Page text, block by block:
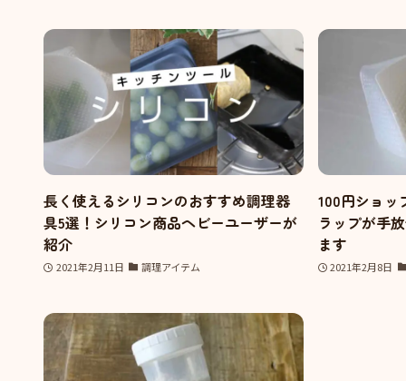
長く使えるシリコンのおすすめ調理器
具5選！シリコン商品ヘビーユーザーが
紹介
2021年2月11日 調理アイテム
100円ショッ
ラップが手
ます
2021年2月8日